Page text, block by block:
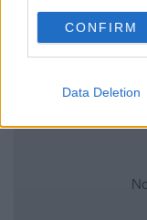
use your data for
consent section.
CONFIRM
Data Deletion
Scrivi una